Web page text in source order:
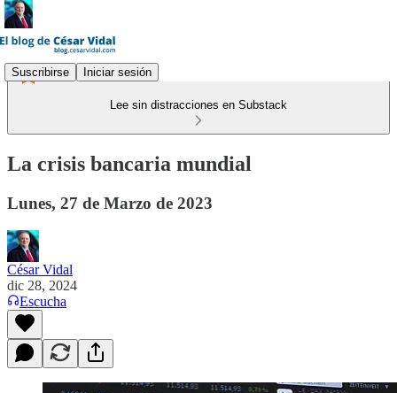
Suscribirse Iniciar sesión
Lee sin distracciones en Substack
La crisis bancaria mundial
Lunes, 27 de Marzo de 2023
César Vidal
dic 28, 2024
Escucha